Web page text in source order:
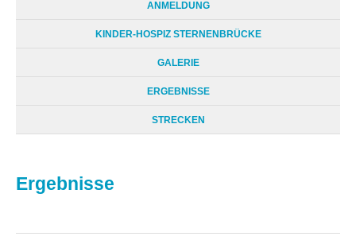
ANMELDUNG
KINDER-HOSPIZ STERNENBRÜCKE
GALERIE
ERGEBNISSE
STRECKEN
Ergebnisse